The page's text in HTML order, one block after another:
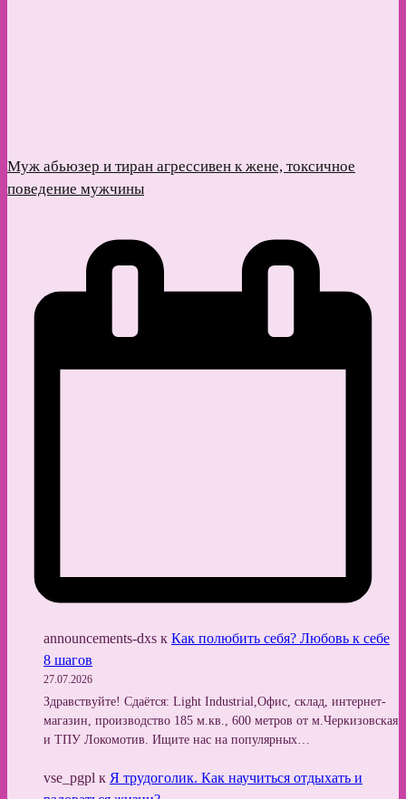
Муж абьюзер и тиран агрессивен к жене, токсичное
поведение мужчины
announcements-dxs к Как полюбить себя? Любовь к себе
8 шагов
27.07.2026
Здравствуйте! Сдаётся: Light Industrial,Офис, склад, интернет-
магазин, производство 185 м.кв., 600 метров от м.Черкизовская
и ТПУ Локомотив. Ищите нас на популярных…
vse_pgpl к Я трудоголик. Как научиться отдыхать и